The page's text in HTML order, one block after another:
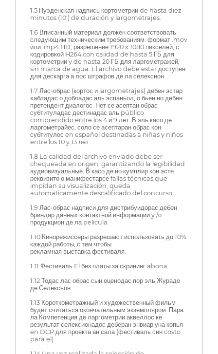
1.5 Пуэденская надпись кортометрии de hasta diez
minutos (10') de duración y largometrajes.
1.6 Вписанный материал должен соответствовать
следующим техническим требованиям: формат .mov
или .mp4 HD, разрешение 1920 х 1080 пикселей, с
кодировкой H264 con calidad de hasta 5 ГБ для
кортометрии y de hasta 20 ГБ для ларгометражей,
sin marca de agua. El archivo debe estar доступен
для дескарга а лос штрафов де ла селексион.
1.7 Лас-обрас (кортос и largometrajes) дебен эстар
хабладас о добладас аль эспаньол, о бьен но дебен
претендент диалогос. Нет се асептан обрас
субтитуладас дестинадас аль público
comprendido entre los 4 и 9 лет. В эль касо де
ларгометрайес, соло се асептаран обрас кон
субтитулос en español destinadas a niñas y niños
entre los 10 y 13 лет.
1.8 La calidad del archivo enviado debe ser
chequeada en origen, garantizando la legibilidad
аудиовизуальные. В касо де но кумплир кон эсте
реквизито о манифестарсе fallas técnicas que
impidan su visualización, queda
automáticamente descalificado del concurso.
1.9 Лас-обрас надписи для дистрибуидорас дебен
бриндар данных контактной информации y /о
продукцион де ла película.
1.10 Кинорежиссеры разрешают использовать до 10%
каждой работы, с тем чтобы
рекламная выставка фестиваля.
1.11 Фестиваль El без платы за скрининг abona.
1.12 Тодас лас обрас сын оценодас пор эль Журадо
де Селексьон.
1.13 Короткометражный и художественный фильм
будет считаться окончательным экземпляром. Пара
ла Компетенция де ларгометрии аквеллос ке
результат селексионадос деберан энвиар уна копья
en DCP для проекта ан сала (фестиваль син costo
para el).